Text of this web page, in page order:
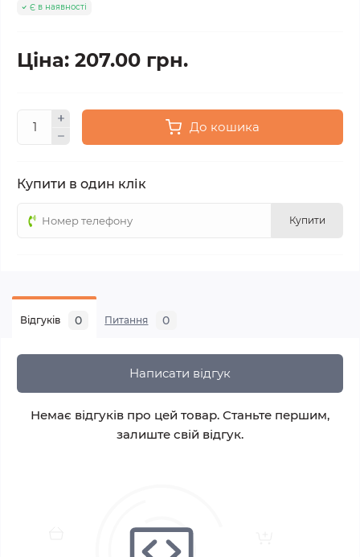
Є в наявності
Ціна: 207.00 грн.
До кошика
Купити в один клік
Купити
Відгуків 0 Питання 0
Написати відгук
Немає відгуків про цей товар. Станьте першим,
залиште свій відгук.